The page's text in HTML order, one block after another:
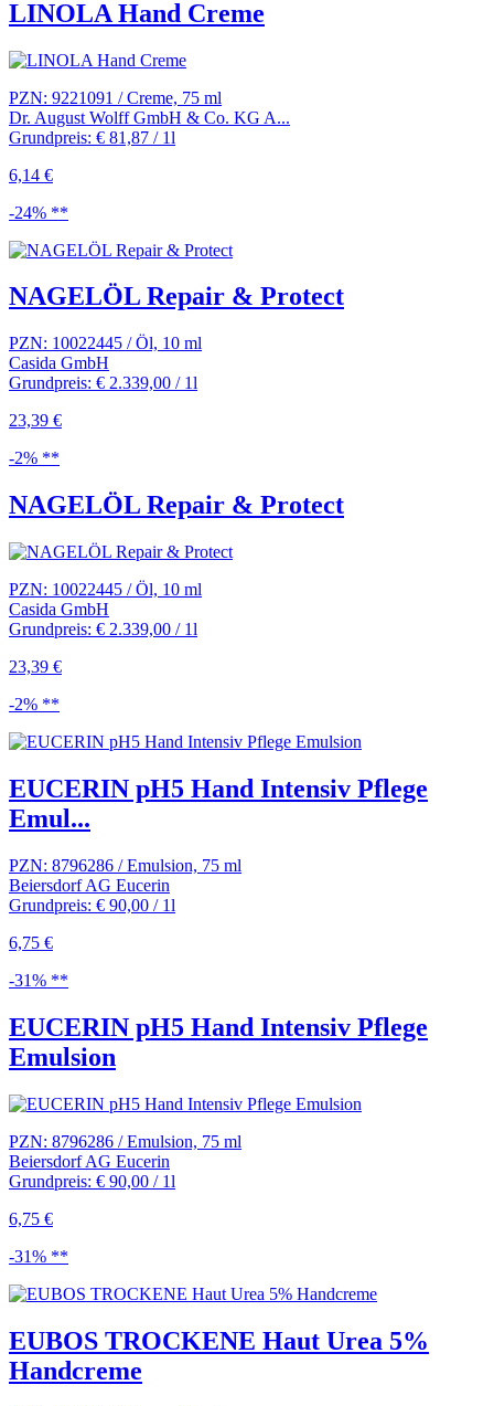
LINOLA Hand Creme
PZN: 9221091 / Creme, 75 ml
Dr. August Wolff GmbH & Co. KG A...
Grundpreis: € 81,87 / 1l
6,14 €
-24% **
NAGELÖL Repair & Protect
PZN: 10022445 / Öl, 10 ml
Casida GmbH
Grundpreis: € 2.339,00 / 1l
23,39 €
-2% **
NAGELÖL Repair & Protect
PZN: 10022445 / Öl, 10 ml
Casida GmbH
Grundpreis: € 2.339,00 / 1l
23,39 €
-2% **
EUCERIN pH5 Hand Intensiv Pflege
Emul...
PZN: 8796286 / Emulsion, 75 ml
Beiersdorf AG Eucerin
Grundpreis: € 90,00 / 1l
6,75 €
-31% **
EUCERIN pH5 Hand Intensiv Pflege
Emulsion
PZN: 8796286 / Emulsion, 75 ml
Beiersdorf AG Eucerin
Grundpreis: € 90,00 / 1l
6,75 €
-31% **
EUBOS TROCKENE Haut Urea 5%
Handcreme